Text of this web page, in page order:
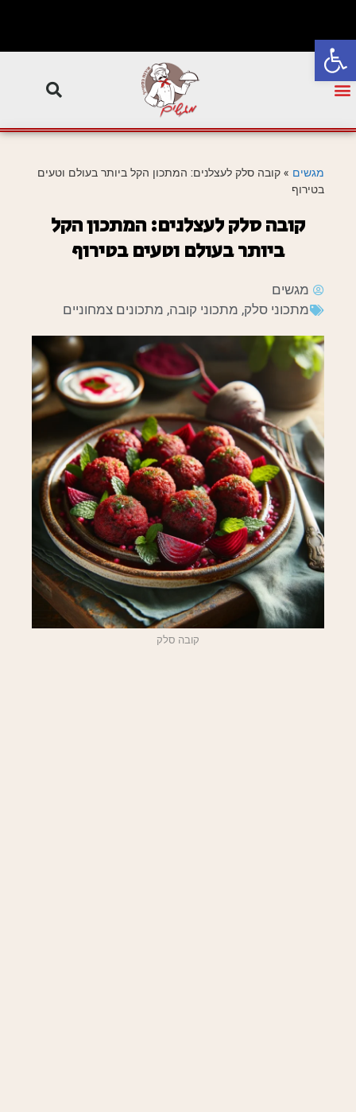
פתח סרגל נגישות
מגשים » קובה סלק לעצלנים: המתכון הקל ביותר בעולם וטעים
בטירוף
קובה סלק לעצלנים: המתכון הקל
ביותר בעולם וטעים בטירוף
מגשים
מתכוני סלק, מתכוני קובה, מתכונים צמחוניים
קובה סלק